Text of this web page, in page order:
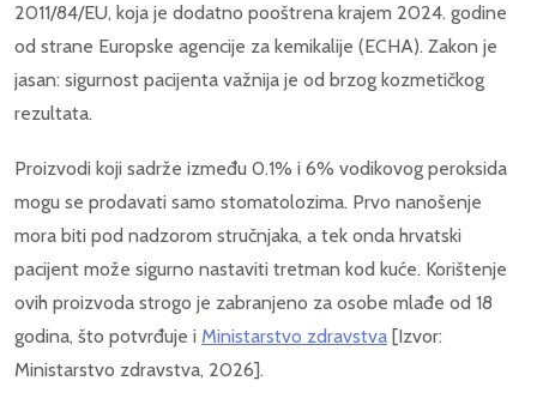
2011/84/EU, koja je dodatno pooštrena krajem 2024. godine
od strane Europske agencije za kemikalije (ECHA). Zakon je
jasan: sigurnost pacijenta važnija je od brzog kozmetičkog
rezultata.
Proizvodi koji sadrže između 0.1% i 6% vodikovog peroksida
mogu se prodavati samo stomatolozima. Prvo nanošenje
mora biti pod nadzorom stručnjaka, a tek onda hrvatski
pacijent može sigurno nastaviti tretman kod kuće. Korištenje
ovih proizvoda strogo je zabranjeno za osobe mlađe od 18
godina, što potvrđuje i Ministarstvo zdravstva [Izvor:
Ministarstvo zdravstva, 2026].